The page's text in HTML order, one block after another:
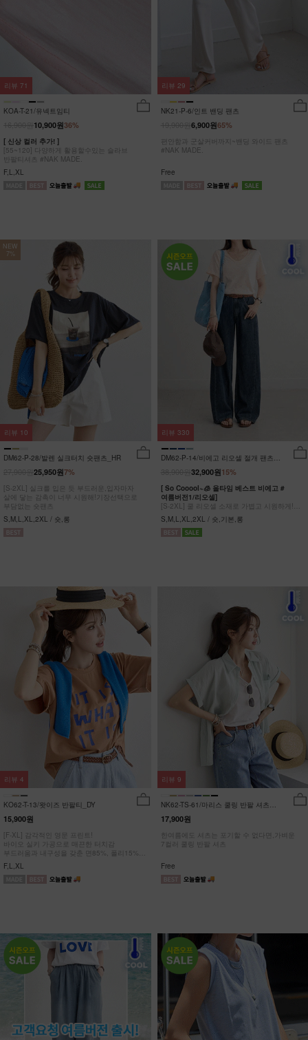
KOA-T-21/유넥트임티
36%
10,900원
[ 신상 컬러 추가! ]
[55~120] 다양하게 활용할수있는 슬라브
반팔티셔츠 #NAK MADE.
F,L,XL
리뷰 71
NK21-P-6/인트 밴딩 팬츠
65%
6,900원
편안함과 군살커버까지~밴딩 와이드 팬츠
#NAK MADE.
Free
리뷰 29
NEW
7%
DM62-P-28/발렌 실크터치 숏팬츠_HR
7%
25,950원
[S-2XL] 실크를 입은 듯 부드러운,입자마자
살에 닿는 감촉이 너무 시원해!기장선택으로
부담없는 숏팬츠
S,M,L,XL,2XL / 숏,롱
리뷰 10
DM62-P-14/비에고 리오셀 절개 팬츠
15%
32,900원
[ So Cooool~🧊 올타임 베스트 비에고 #
여름버전1/리오셀]
[S-2XL] 쿨 리오셀 소재로 가볍고 시원하게!
사이드 절개 쿨링 데님팬츠
S,M,L,XL,2XL / 숏,기본,롱
리뷰 330
KO62-T-13/왓이즈 반팔티_DY
15,900원
[F-XL] 감각적인 영문 프린트!
바이오 실키 가공으로 매끈한 터치감
부드러움과 내구성을 갖춘 면85%, 폴리15%
#NAK MADE.
F,L,XL
리뷰 4
NK62-TS-61/마리스 쿨링 반팔 셔츠
_HR
17,900원
한여름에도 셔츠는 포기할 수 없다면,가벼운
7컬러 쿨링 반팔 셔츠
Free
리뷰 9